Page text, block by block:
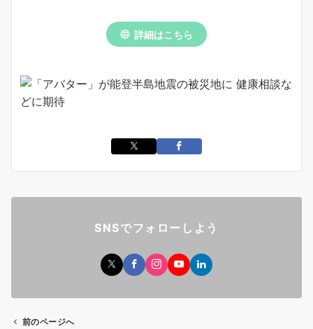
詳細はこちら
SNSでフォローしよう
前のページへ